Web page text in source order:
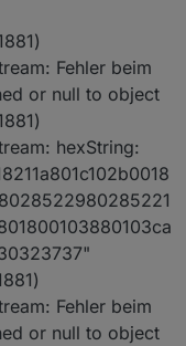
Fehler beim
or null to object
hexString:
Fehler beim
or null to object